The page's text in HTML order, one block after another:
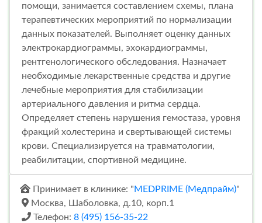
помощи, занимается составлением схемы, плана
терапевтических мероприятий по нормализации
данных показателей. Выполняет оценку данных
электрокардиограммы, эхокардиограммы,
рентгенологического обследования. Назначает
необходимые лекарственные средства и другие
лечебные мероприятия для стабилизации
артериального давления и ритма сердца.
Определяет степень нарушения гемостаза, уровня
фракций холестерина и свертывающей системы
крови. Специализируется на травматологии,
реабилитации, спортивной медицине.
Принимает в клинике: "MEDPRIME (Медпрайм)"
Москва, Шаболовка, д.10, корп.1
Телефон: 8 (495) 156-35-22